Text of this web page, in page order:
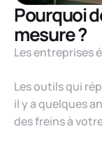
Pourquoi
mesure ?
Les entreprises
Les outils qui
il y a quelques
des freins à